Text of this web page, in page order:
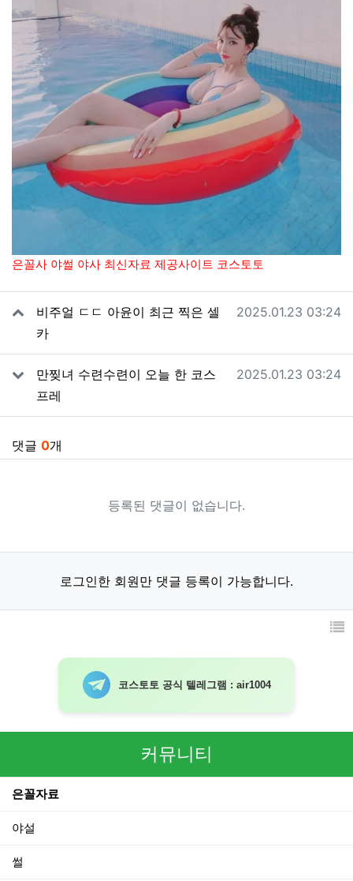
은꼴사 야썰 야사 최신자료 제공사이트 코스토토
관련자료
비주얼 ㄷㄷ 아윤이 최근 찍은 셀
카
작성일
2025.01.23 03:24
만찢녀 수련수련이 오늘 한 코스
프레
작성일
2025.01.23 03:24
댓글 0개
등록된 댓글이 없습니다.
로그인한 회원만 댓글 등록이 가능합니다.
코스토토 공식 텔레그램 : air1004
커뮤니티
은꼴자료
야설
썰